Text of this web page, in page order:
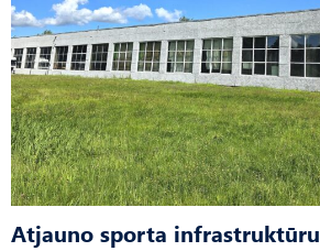
Atjauno sporta infrastruktūru